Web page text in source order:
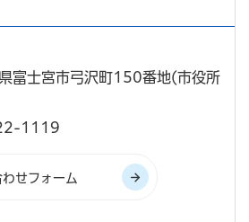
富士宮市弓沢町150番地(市役所
1119